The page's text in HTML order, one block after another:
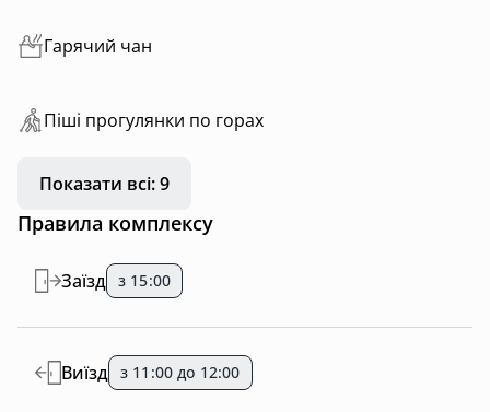
Гарячий чан
Пiшi прoгулянки пo горах
Показати всі: 9
Правила комплексу
Заїзд з 15:00
Виїзд з 11:00 до 12:00